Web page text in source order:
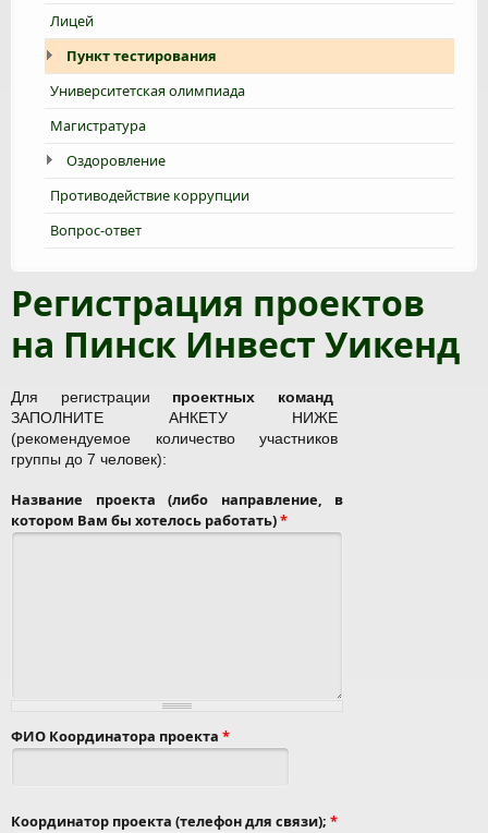
Лицей
Пункт тестирования
Университетская олимпиада
Магистратура
Оздоровление
Противодействие коррупции
Вопрос-ответ
Регистрация проектов
на Пинск Инвест Уикенд
Для регистрации проектных команд
ЗАПОЛНИТЕ АНКЕТУ НИЖЕ
(рекомендуемое количество участников
группы до 7 человек):
Название проекта (либо направление, в
котором Вам бы хотелось работать)*
ФИО Координатора проекта *
Координатор проекта (телефон для связи); *